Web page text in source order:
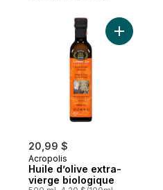
20,99 $
Acropolis
Huile d’olive extra-
vierge biologique
Ajouter